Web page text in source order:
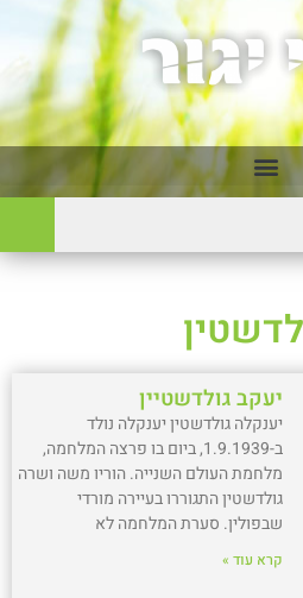
יעקב גולדשטיין
יענקלה גולדשטין יענקלה נולד
ב-1.9.1939, ביום בו פרצה המלחמה,
מלחמת העולם השנייה. הוריו משה ושרה
גולדשטין התגוררו בעיירה מורדי
שבפולין. סערת המלחמה לא
קרא עוד »